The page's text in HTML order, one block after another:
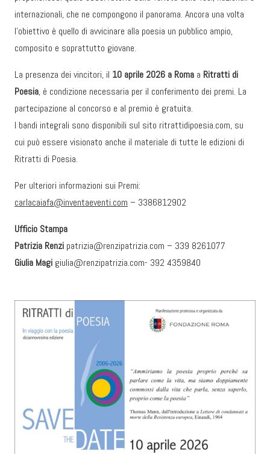
internazionali, che ne compongono il panorama. Ancora una volta
l’obiettivo è quello di avvicinare alla poesia un pubblico ampio,
composito e soprattutto giovane.
La presenza dei vincitori, il 10 aprile 2026 a Roma a Ritratti di
Poesia, è condizione necessaria per il conferimento dei premi. La
partecipazione al concorso e al premio è gratuita.
I bandi integrali sono disponibili sul sito ritrattidipoesia.com, su
cui può essere visionato anche il materiale di tutte le edizioni di
Ritratti di Poesia.
Per ulteriori informazioni sui Premi:
carlacaiafa@inventaeventi.com – 3386812902
Ufficio Stampa
Patrizia Renzi patrizia@renzipatrizia.com – 339 8261077
Giulia Magi giulia@renzipatrizia.com- 392 4359840